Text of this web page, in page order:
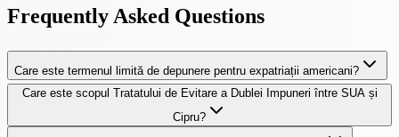
Frequently Asked Questions
Care este termenul limită de depunere pentru expatriații americani?
Care este scopul Tratatului de Evitare a Dublei Impuneri între SUA și
Cipru?